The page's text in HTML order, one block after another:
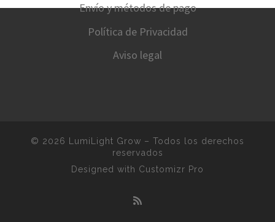
Envío y métodos de pago
Política de Privacidad
Aviso legal
© 2026 LumiLight Grow – Todos los derechos
reservados
Designed with Customizr Pro